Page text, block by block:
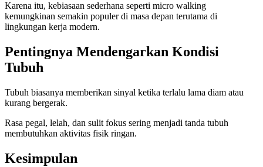
Karena itu, kebiasaan sederhana seperti micro walking
kemungkinan semakin populer di masa depan terutama di
lingkungan kerja modern.
Pentingnya Mendengarkan Kondisi
Tubuh
Tubuh biasanya memberikan sinyal ketika terlalu lama diam atau
kurang bergerak.
Rasa pegal, lelah, dan sulit fokus sering menjadi tanda tubuh
membutuhkan aktivitas fisik ringan.
Kesimpulan